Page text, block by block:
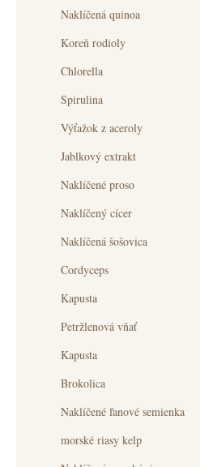
Naklíčená quinoa
Koreň rodioly
Chlorella
Spirulina
Výťažok z aceroly
Jablkový extrakt
Naklíčené proso
Naklíčený cícer
Naklíčená šošovica
Cordyceps
Kapusta
Petržlenová vňať
Kapusta
Brokolica
Naklíčené ľanové semienka
morské riasy kelp